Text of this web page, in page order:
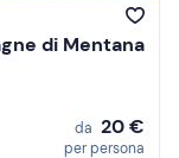
di Mentana
da 20 €
per persona